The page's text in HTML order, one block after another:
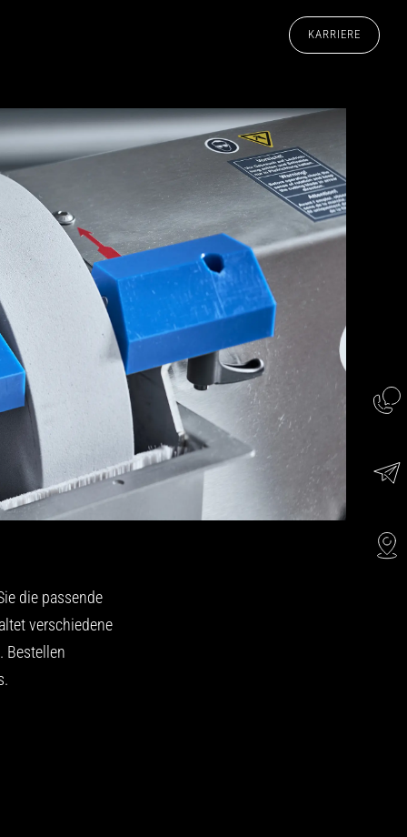
KARRIERE
die passende
verschiedene
Bestellen